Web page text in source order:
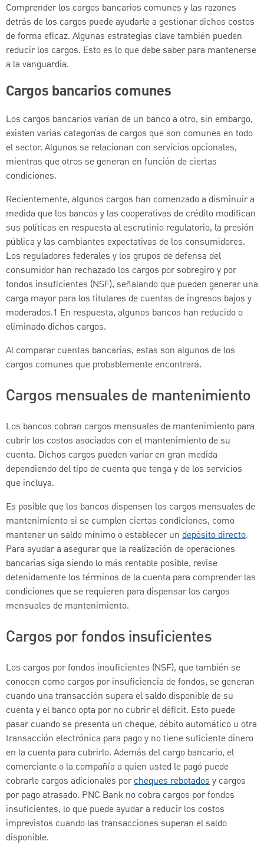
Comprender los cargos bancarios comunes y las razones
detrás de los cargos puede ayudarle a gestionar dichos costos
de forma eficaz. Algunas estrategias clave también pueden
reducir los cargos. Esto es lo que debe saber para mantenerse
a la vanguardia.
Cargos bancarios comunes
Los cargos bancarios varían de un banco a otro, sin embargo,
existen varias categorías de cargos que son comunes en todo
el sector. Algunos se relacionan con servicios opcionales,
mientras que otros se generan en función de ciertas
condiciones.
Recientemente, algunos cargos han comenzado a disminuir a
medida que los bancos y las cooperativas de crédito modifican
sus políticas en respuesta al escrutinio regulatorio, la presión
pública y las cambiantes expectativas de los consumidores.
Los reguladores federales y los grupos de defensa del
consumidor han rechazado los cargos por sobregiro y por
fondos insuficientes (NSF), señalando que pueden generar una
carga mayor para los titulares de cuentas de ingresos bajos y
moderados.1 En respuesta, algunos bancos han reducido o
eliminado dichos cargos.
Al comparar cuentas bancarias, estas son algunos de los
cargos comunes que probablemente encontrará.
Cargos mensuales de mantenimiento
Los bancos cobran cargos mensuales de mantenimiento para
cubrir los costos asociados con el mantenimiento de su
cuenta. Dichos cargos pueden variar en gran medida
dependiendo del tipo de cuenta que tenga y de los servicios
que incluya.
Es posible que los bancos dispensen los cargos mensuales de
mantenimiento si se cumplen ciertas condiciones, como
mantener un saldo mínimo o establecer un depósito directo.
Para ayudar a asegurar que la realización de operaciones
bancarias siga siendo lo más rentable posible, revise
detenidamente los términos de la cuenta para comprender las
condiciones que se requieren para dispensar los cargos
mensuales de mantenimiento.
Cargos por fondos insuficientes
Los cargos por fondos insuficientes (NSF), que también se
conocen como cargos por insuficiencia de fondos, se generan
cuando una transacción supera el saldo disponible de su
cuenta y el banco opta por no cubrir el déficit. Esto puede
pasar cuando se presenta un cheque, débito automático u otra
transacción electrónica para pago y no tiene suficiente dinero
en la cuenta para cubrirlo. Además del cargo bancario, el
comerciante o la compañía a quien usted le pagó puede
cobrarle cargos adicionales porcheques rebotadosy cargos
por pago atrasado. PNC Bank no cobra cargos por fondos
insuficientes, lo que puede ayudar a reducir los costos
imprevistos cuando las transacciones superan el saldo
disponible.